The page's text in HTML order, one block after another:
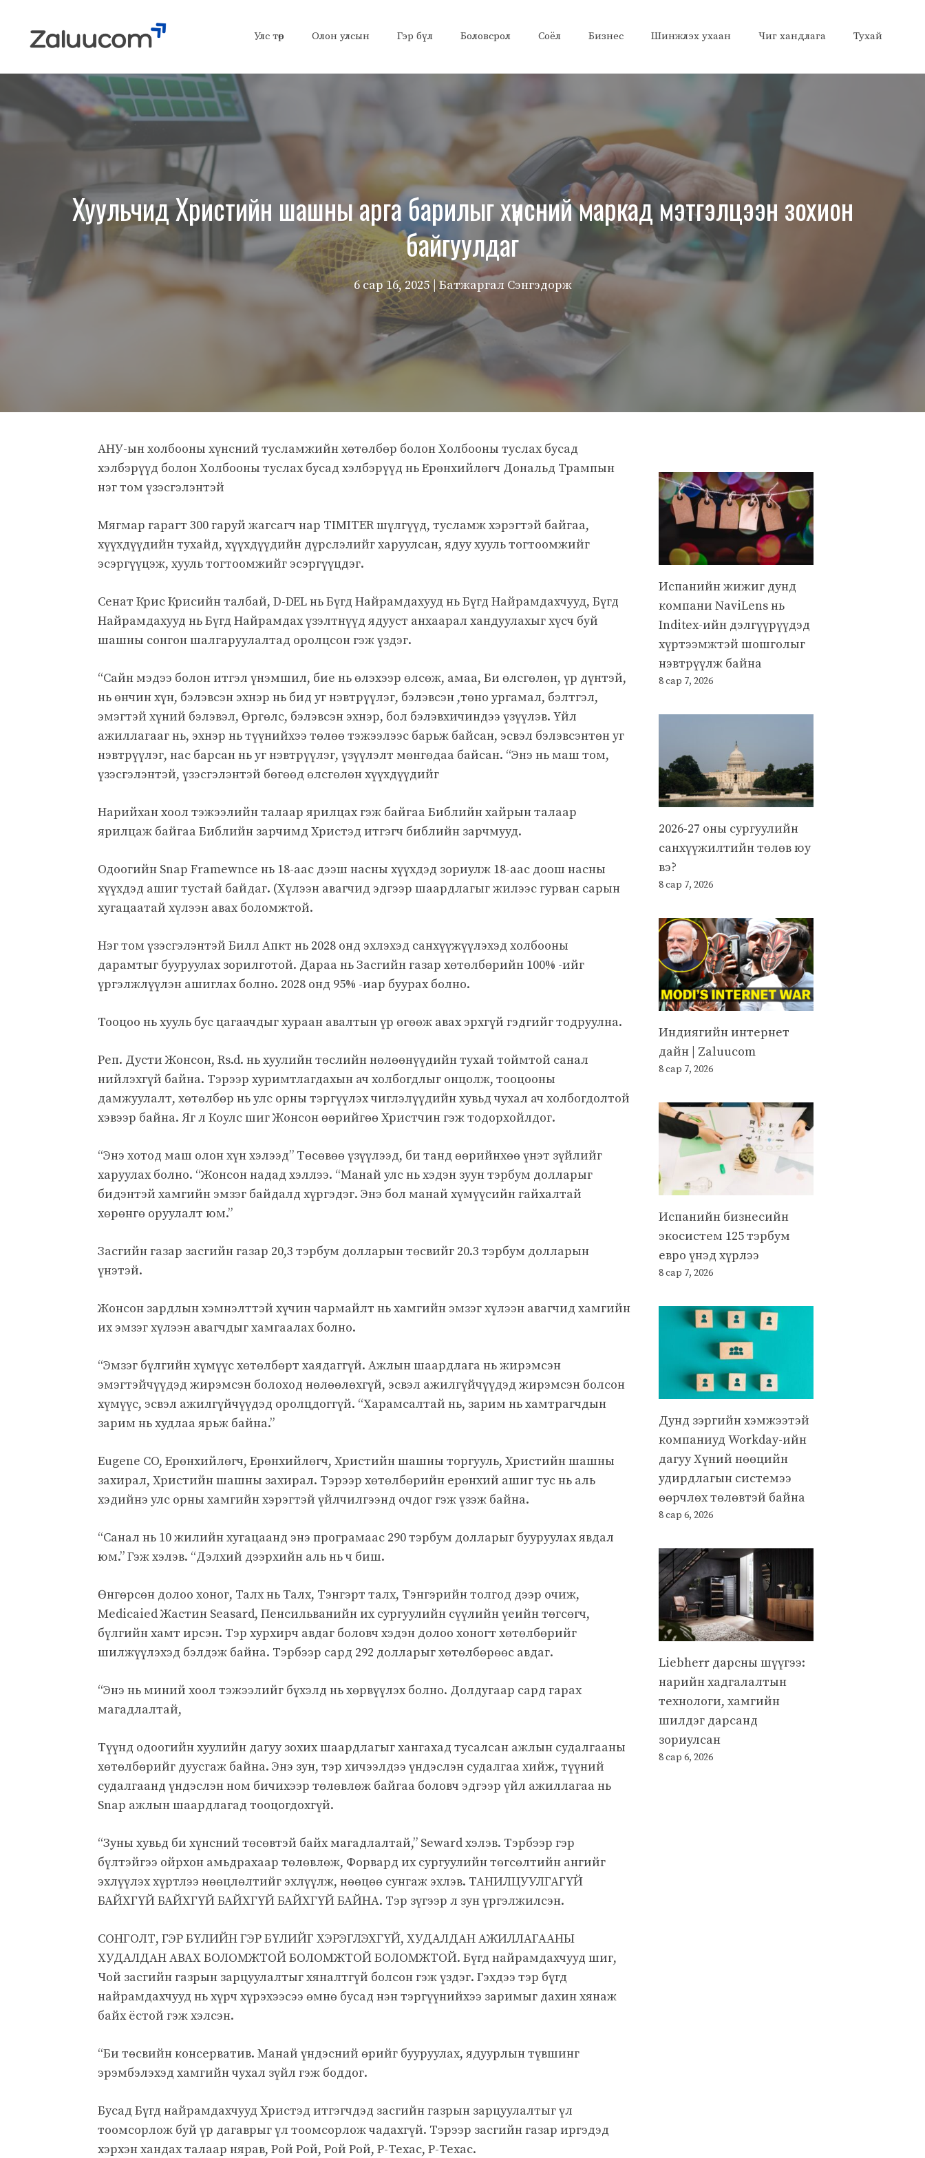
content
Улс төр Олон улсын Гэр бүл Боловсрол Соёл Бизнес Шинжлэх ухаан Чиг хандлага Тухай
Хуульчид Христийн шашны арга барилыг хүнсний маркад мэтгэлцээн зохион
байгуулдаг
6 сар 16, 2025 | Батжаргал Сэнгэдорж
АНУ-ын холбооны хүнсний тусламжийн хөтөлбөр болон Холбооны туслах бусад
хэлбэрүүд болон Холбооны туслах бусад хэлбэрүүд нь Ерөнхийлөгч Дональд Трампын
нэг том үзэсгэлэнтэй
Мягмар гарагт 300 гаруй жагсагч нар TIMITER шүлгүүд, тусламж хэрэгтэй байгаа,
хүүхдүүдийн тухайд, хүүхдүүдийн дүрслэлийг харуулсан, ядуу хууль тогтоомжийг
эсэргүүцэж, хууль тогтоомжийг эсэргүүцдэг.
Сенат Крис Крисийн талбай, D-DEL нь Бүгд Найрамдахууд нь Бүгд Найрамдахчууд, Бүгд
Найрамдахууд нь Бүгд Найрамдах үзэлтнүүд ядууст анхаарал хандуулахыг хүсч буй
шашны сонгон шалгаруулалтад оролцсон гэж үздэг.
“Сайн мэдээ болон итгэл үнэмшил, бие нь өлэхээр өлсөж, амаа, Би өлсгөлөн, үр дүнтэй,
нь өнчин хүн, бэлэвсэн эхнэр нь бид уг нэвтрүүлэг, бэлэвсэн ,төно ургамал, бэлтгэл,
эмэгтэй хүний ​​бэлэвэл, Өргөлс, бэлэвсэн эхнэр, бол бэлэвхичиндээ үзүүлэв. Үйл
ажиллагааг нь, эхнэр нь түүнийхээ төлөө тэжээлээс барьж байсан, эсвэл бэлэвсэнтөн уг
нэвтрүүлэг, нас барсан нь уг нэвтрүүлэг, үзүүлэлт мөнгөдаа байсан. “Энэ нь маш том,
үзэсгэлэнтэй, үзэсгэлэнтэй бөгөөд өлсгөлөн хүүхдүүдийг
Нарийхан хоол тэжээлийн талаар ярилцах гэж байгаа Библийн хайрын талаар
ярилцаж байгаа Библийн зарчимд Христэд итгэгч библийн зарчмууд.
Одоогийн Snap Framewnce нь 18-аас дээш насны хүүхдэд зориулж 18-аас доош насны
хүүхдэд ашиг тустай байдаг. (Хүлээн авагчид эдгээр шаардлагыг жилээс гурван сарын
хугацаатай хүлээн авах боломжтой.
Нэг том үзэсгэлэнтэй Билл Апкт нь 2028 онд эхлэхэд санхүүжүүлэхэд холбооны
дарамтыг бууруулах зорилготой. Дараа нь Засгийн газар хөтөлбөрийн 100% -ийг
үргэлжлүүлэн ашиглах болно. 2028 онд 95% -иар буурах болно.
Тооцоо нь хууль бус цагаачдыг хураан авалтын үр өгөөж авах эрхгүй гэдгийг тодруулна.
Реп. Дусти Жонсон, Rs.d. нь хуулийн төслийн нөлөөнүүдийн тухай тоймтой санал
нийлэхгүй байна. Тэрээр хуримтлагдахын ач холбогдлыг онцолж, тооцооны
дамжуулалт, хөтөлбөр нь улс орны тэргүүлэх чиглэлүүдийн хувьд чухал ач холбогдолтой
хэвээр байна. Яг л Коулс шиг Жонсон өөрийгөө Христчин гэж тодорхойлдог.
“Энэ хотод маш олон хүн хэлээд” Төсөвөө үзүүлээд, би танд өөрийнхөө үнэт зүйлийг
харуулах болно. “Жонсон надад хэллээ. “Манай улс нь хэдэн зуун тэрбум долларыг
бидэнтэй хамгийн эмзэг байдалд хүргэдэг. Энэ бол манай хүмүүсийн гайхалтай
хөрөнгө оруулалт юм.”
Засгийн газар засгийн газар 20,3 тэрбум долларын төсвийг 20.3 тэрбум долларын
үнэтэй.
Жонсон зардлын хэмнэлттэй хүчин чармайлт нь хамгийн эмзэг хүлээн авагчид хамгийн
их эмзэг хүлээн авагчдыг хамгаалах болно.
“Эмзэг бүлгийн хүмүүс хөтөлбөрт хаядаггүй. Ажлын шаардлага нь жирэмсэн
эмэгтэйчүүдэд жирэмсэн болоход нөлөөлөхгүй, эсвэл ажилгүйчүүдэд жирэмсэн болсон
хүмүүс, эсвэл ажилгүйчүүдэд оролцдоггүй. “Харамсалтай нь, зарим нь хамтрагчдын
зарим нь худлаа ярьж байна.”
Eugene CO, Ерөнхийлөгч, Ерөнхийлөгч, Христийн шашны торгууль, Христийн шашны
захирал, Христийн шашны захирал. Тэрээр хөтөлбөрийн ерөнхий ашиг тус нь аль
хэдийнэ улс орны хамгийн хэрэгтэй үйлчилгээнд очдог гэж үзэж байна.
“Санал нь 10 жилийн хугацаанд энэ програмаас 290 тэрбум долларыг бууруулах явдал
юм.” Гэж хэлэв. “Дэлхий дээрхийн аль нь ч биш.
Өнгөрсөн долоо хоног, Талх нь Талх, Тэнгэрт талх, Тэнгэрийн толгод дээр очиж,
Medicaied Жастин Seasard, Пенсильванийн их сургуулийн сүүлийн үеийн төгсөгч,
бүлгийн хамт ирсэн. Тэр хурхирч авдаг боловч хэдэн долоо хоногт хөтөлбөрийг
шилжүүлэхэд бэлдэж байна. Тэрбээр сард 292 долларыг хөтөлбөрөөс авдаг.
“Энэ нь миний хоол тэжээлийг бүхэлд нь хөрвүүлэх болно. Долдугаар сард гарах
магадлалтай,
Түүнд одоогийн хуулийн дагуу зохих шаардлагыг хангахад тусалсан ажлын судалгааны
хөтөлбөрийг дуусгаж байна. Энэ зун, тэр хичээлдээ үндэслэн судалгаа хийж, түүний
судалгаанд үндэслэн ном бичихээр төлөвлөж байгаа боловч эдгээр үйл ажиллагаа нь
Snap ажлын шаардлагад тооцогдохгүй.
“Зуны хувьд би хүнсний төсөвтэй байх магадлалтай,” Seward хэлэв. Тэрбээр гэр
бүлтэйгээ ойрхон амьдрахаар төлөвлөж, Форвард их сургуулийн төгсөлтийн ангийг
эхлүүлэх хүртлээ нөөцлөлтийг эхлүүлж, нөөцөө сунгаж эхлэв. ТАНИЛЦУУЛГАГҮЙ
БАЙХГҮЙ БАЙХГҮЙ БАЙХГҮЙ БАЙХГҮЙ БАЙНА. Тэр зүгээр л зун үргэлжилсэн.
СОНГОЛТ, ГЭР БҮЛИЙН ГЭР БҮЛИЙГ ХЭРЭГЛЭХГҮЙ, ХУДАЛДАН АЖИЛЛАГААНЫ
ХУДАЛДАН АВАХ БОЛОМЖТОЙ БОЛОМЖТОЙ БОЛОМЖТОЙ. Бүгд найрамдахчууд шиг,
Чой засгийн газрын зарцуулалтыг хяналтгүй болсон гэж үздэг. Гэхдээ тэр бүгд
найрамдахчууд нь хүрч хүрэхээсээ өмнө бусад нэн тэргүүнийхээ заримыг дахин хянаж
байх ёстой гэж хэлсэн.
“Би төсвийн консерватив. Манай үндэсний өрийг бууруулах, ядуурлын түвшинг
эрэмбэлэхэд хамгийн чухал зүйл гэж боддог.
Бусад Бүгд найрамдахчууд Христэд итгэгчдэд засгийн газрын зарцуулалтыг үл
тоомсорлож буй үр дагаврыг үл тоомсорлож чадахгүй. Тэрээр засгийн газар иргэдэд
хэрхэн хандах талаар нярав, Рой Рой, Рой Рой, Р-Техас, Р-Техас.
Испанийн жижиг дунд
компани NaviLens нь
Inditex-ийн дэлгүүрүүдэд
хүртээмжтэй шошголыг
нэвтрүүлж байна
8 сар 7, 2026
2026-27 оны сургуулийн
санхүүжилтийн төлөв юу
вэ?
8 сар 7, 2026
Индиягийн интернет
дайн | Zaluucom
8 сар 7, 2026
Испанийн бизнесийн
экосистем 125 тэрбум
евро үнэд хүрлээ
8 сар 7, 2026
Дунд зэргийн хэмжээтэй
компаниуд Workday-ийн
дагуу Хүний нөөцийн
удирдлагын системээ
өөрчлөх төлөвтэй байна
8 сар 6, 2026
Liebherr дарсны шүүгээ:
нарийн хадгалалтын
технологи, хамгийн
шилдэг дарсанд
зориулсан
8 сар 6, 2026